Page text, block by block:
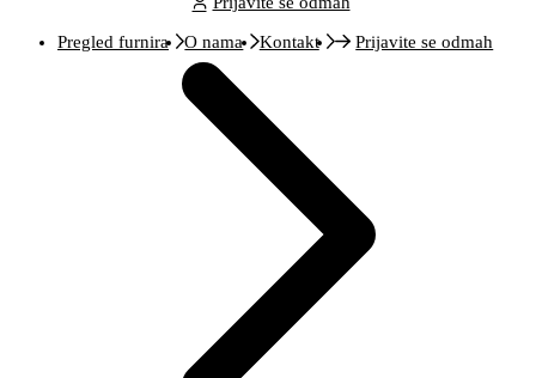
Pregled furnira O nama Kontakt Prijavite se odmah